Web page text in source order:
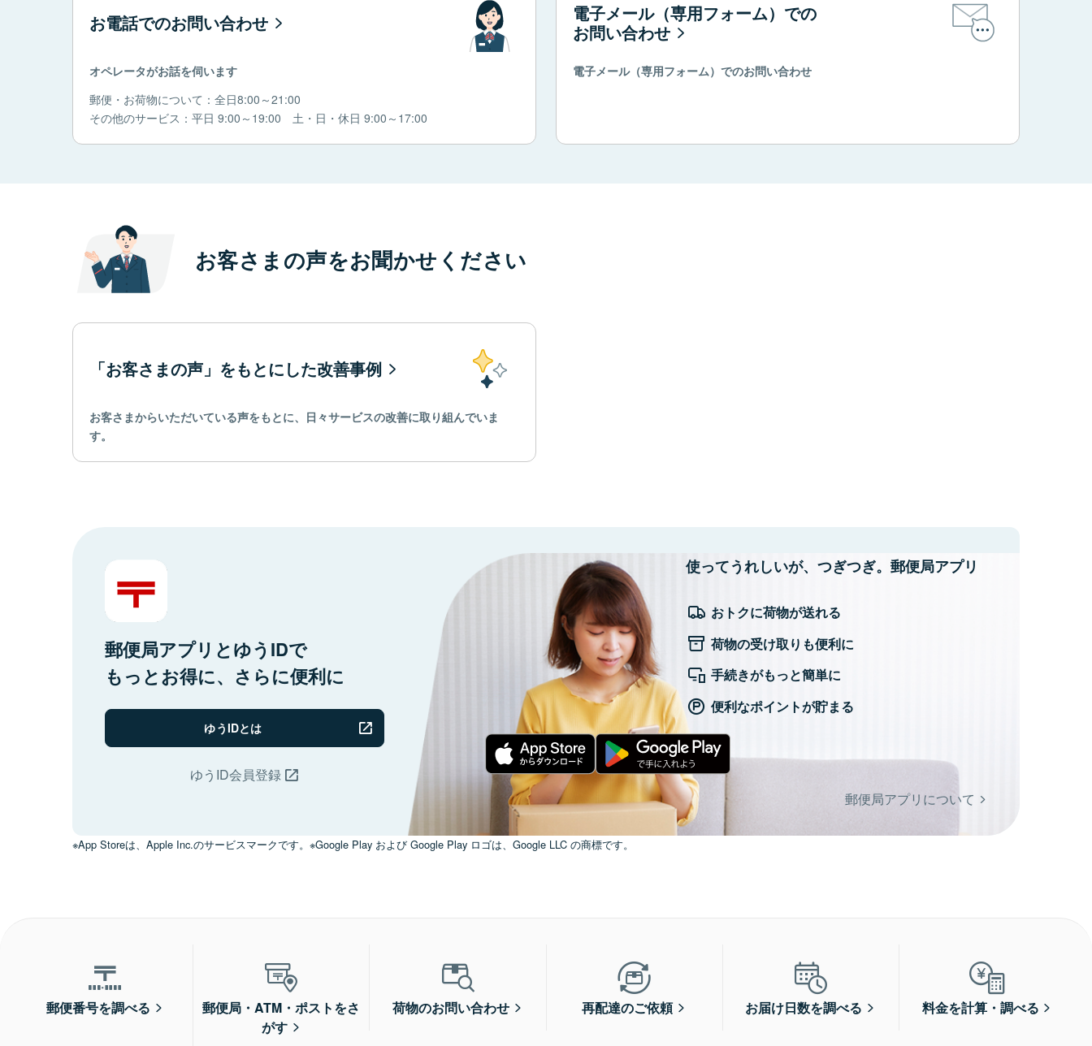
お電話でのお問い合わせ
オペレータがお話を伺います
郵便・お荷物について：全日8:00～21:00
その他のサービス：平日 9:00～19:00 土・日・休日 9:00～17:00
電子メール（専用フォーム）での
お問い合わせ
電子メール（専用フォーム）でのお問い合わせ
お客さまの声をお聞かせください
「お客さまの声」をもとにした改善事例
お客さまからいただいている声をもとに、日々サービスの改善に取り組んでいま
す。
郵便局アプリとゆうIDで
もっとお得に、さらに便利に
ゆうIDとは
ゆうID会員登録
使ってうれしいが、つぎつぎ。郵便局アプリ
おトクに荷物が送れる
荷物の受け取りも便利に
手続きがもっと簡単に
便利なポイントが貯まる
郵便局アプリについて
※App Storeは、Apple Inc.のサービスマークです。※Google Play および Google Play ロゴは、Google LLC の商標です。
郵便番号を調べる
郵便局・ATM・ポストをさ
がす
荷物のお問い合わせ 再配達のご依頼 お届け日数を調べる 料金を計算・調べる